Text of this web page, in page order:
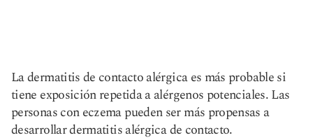
La dermatitis de contacto alérgica es más probable si
tiene exposición repetida a alérgenos potenciales. Las
personas con eczema pueden ser más propensas a
desarrollar dermatitis alérgica de contacto.